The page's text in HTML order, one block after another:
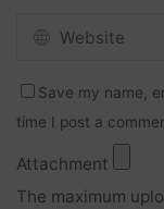
Save my name,
time I post a
Attachment
The maximum